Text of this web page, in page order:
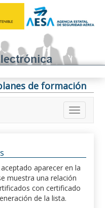
de formación
aparecer en la
muestra una relación
con certificado
de la lista.